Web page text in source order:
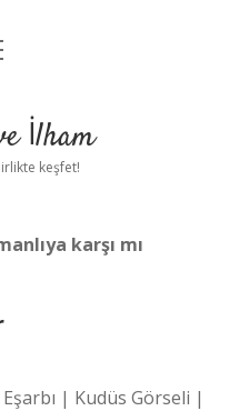
İlham
keşfet!
karşı mı
Eşarbı | Kudüs Görseli |